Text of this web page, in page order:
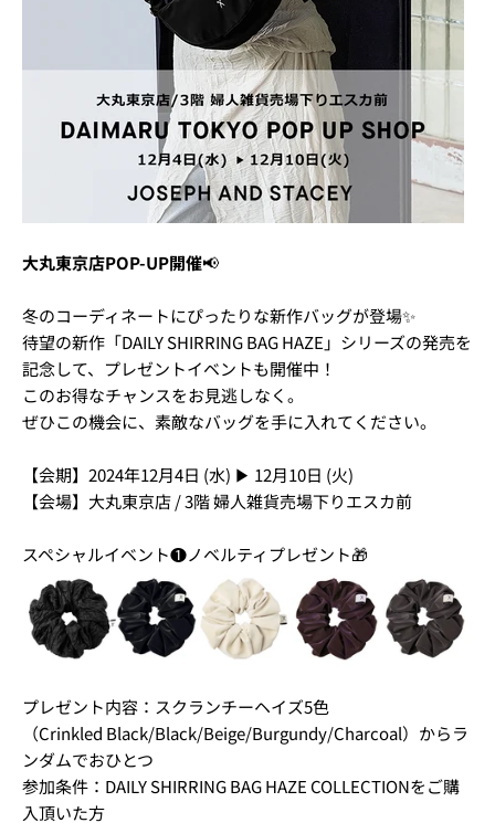
大丸東京店POP-UP開催📢
冬のコーディネートにぴったりな新作バッグが登場✨
待望の新作「DAILY SHIRRING BAG HAZE」シリーズの発売を
記念して、プレゼントイベントも開催中！
このお得なチャンスをお見逃しなく。
ぜひこの機会に、素敵なバッグを手に入れてください。
【会期】2024年12月4日 (水) ▶ 12月10日 (火)
【会場】大丸東京店 / 3階 婦人雑貨売場下りエスカ前
スペシャルイベント❶ノベルティプレゼント🎁
プレゼント内容：スクランチーヘイズ5色
（Crinkled Black/Black/Beige/Burgundy/Charcoal）からラ
ンダムでおひとつ
参加条件：DAILY SHIRRING BAG HAZE COLLECTIONをご購
入頂いた方